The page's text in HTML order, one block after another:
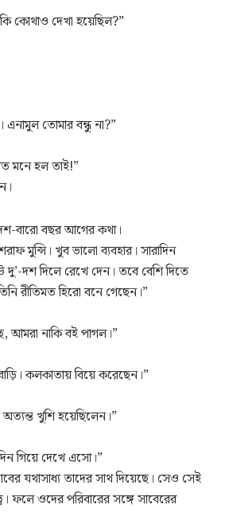
কোথাও দেখা হয়েছিল?”
তোমার বন্ধু না?”
মনে হল তাই!”
বারো বছর আগের কথা।
খুব ভালো ব্যবহার। সারাদিন
দশ দিলে রেখে দেন। তবে বেশি দিতে
রীতিমত হিরো বনে গেছেন।”
আমরা নাকি বই পাগল।”
কলকাতায় বিয়ে করেছেন।”
অত্যন্ত খুশি হয়েছিলেন।”
গিয়ে দেখে এসো।”
যথাসাধ্য তাদের সাথ দিয়েছে। সেও সেই
ফলে ওদের পরিবারের সঙ্গে সাবেরের